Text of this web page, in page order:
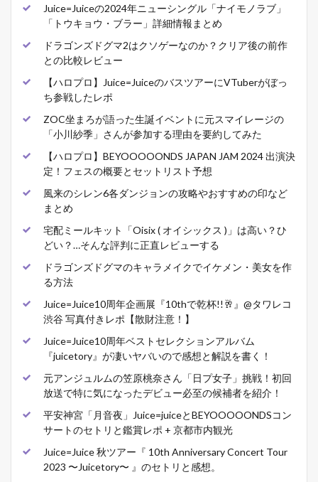
Juice=Juiceの2024年ニューシングル「ナイモノラブ」
「トウキョウ・ブラー」詳細情報まとめ
ドラゴンズドグマ2はクソゲーなのか？クリア後の前作
との比較レビュー
【ハロプロ】Juice=JuiceのバスツアーにVTuberがぼっ
ち参戦したレポ
ZOC坐まろが語った生誕イベントに元スマイレージの
「小川紗季」さんが参加する理由を要約してみた
【ハロプロ】BEYOOOOONDS JAPAN JAM 2024 出演決
定！フェスの概要とセットリスト予想
風来のシレン6各ダンジョンの攻略やおすすめの印など
まとめ
宅配ミールキット「Oisix ( オイシックス )」は高い？ひ
どい？…そんな評判に正直レビューする
ドラゴンズドグマのキャラメイクでイケメン・美女を作
る方法
Juice=Juice10周年企画展『10thで乾杯!!🥂』@タワレコ
渋谷 写真付きレポ【散財注意！】
Juice=Juice10周年ベストセレクションアルバム
『juicetory』が凄いヤバいので感想と解説を書く！
元アンジュルムの笠原桃奈さん「日プ女子」挑戦！初回
放送で特に気になったデビュー必至の候補者を紹介！
平安神宮「月音夜」Juice=juiceとBEYOOOOONDSコン
サートのセトリと鑑賞レポ + 京都市内観光
Juice=Juice 秋ツアー『 10th Anniversary Concert Tour
2023 〜Juicetory〜 』のセトリと感想。